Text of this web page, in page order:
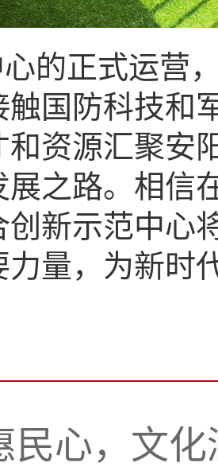
的正式运营
触国防科技和
和资源汇聚安
展之路。相信
创新示范中心
力量，为新时
民心，文